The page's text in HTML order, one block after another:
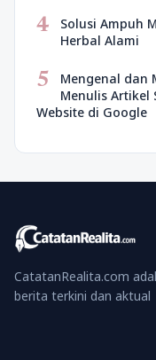
4
Solusi Ampuh
Herbal Alami
5
Mengenal dan
Menulis Artikel
Website di Google
CatatanRealita.com
berita terkini dan aktual